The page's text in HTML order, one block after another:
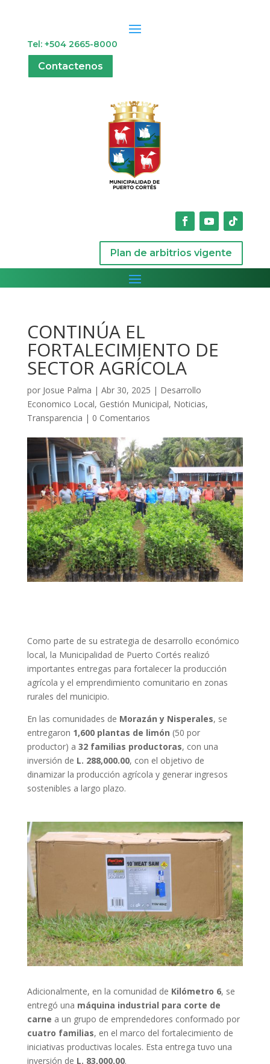
Tel: +504 2665-8000
Contactenos
Plan de arbitrios vigente
CONTINÚA EL
FORTALECIMIENTO DE
SECTOR AGRÍCOLA
por Josue Palma | Abr 30, 2025 | Desarrollo
Economico Local, Gestión Municipal, Noticias,
Transparencia | 0 Comentarios
Como parte de su estrategia de desarrollo económico
local, la Municipalidad de Puerto Cortés realizó
importantes entregas para fortalecer la producción
agrícola y el emprendimiento comunitario en zonas
rurales del municipio.
En las comunidades de Morazán y Nisperales, se
entregaron 1,600 plantas de limón (50 por
productor) a 32 familias productoras, con una
inversión de L. 288,000.00, con el objetivo de
dinamizar la producción agrícola y generar ingresos
sostenibles a largo plazo.
Adicionalmente, en la comunidad de Kilómetro 6, se
entregó una máquina industrial para corte de
carne a un grupo de emprendedores conformado por
cuatro familias, en el marco del fortalecimiento de
iniciativas productivas locales. Esta entrega tuvo una
inversión de L. 83,000.00.